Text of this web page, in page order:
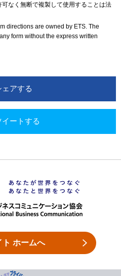
なく無断で複製して使用することは法
directions are owned by ETS. The
form without the express written
ェアする
イートする
ト ホームへ